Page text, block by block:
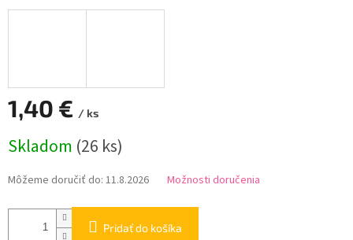
1,40 € / ks
cena:
Skladom (26 ks)
Môžeme doručiť do: 11.8.2026 Možnosti doručenia
Pridať do košíka